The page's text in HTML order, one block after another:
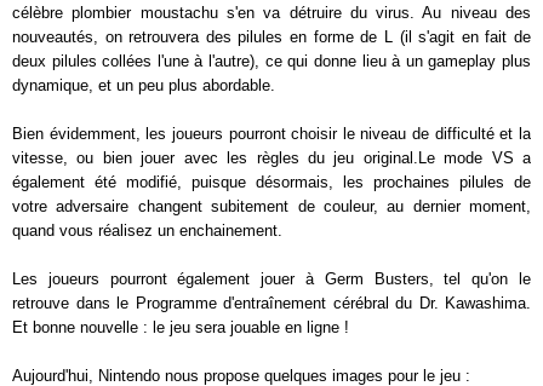
célèbre plombier moustachu s'en va détruire du virus. Au niveau des
nouveautés, on retrouvera des pilules en forme de L (il s'agit en fait de
deux pilules collées l'une à l'autre), ce qui donne lieu à un gameplay plus
dynamique, et un peu plus abordable.
Bien évidemment, les joueurs pourront choisir le niveau de difficulté et la
vitesse, ou bien jouer avec les règles du jeu original.Le mode VS a
également été modifié, puisque désormais, les prochaines pilules de
votre adversaire changent subitement de couleur, au dernier moment,
quand vous réalisez un enchainement.
Les joueurs pourront également jouer à Germ Busters, tel qu'on le
retrouve dans le Programme d'entraînement cérébral du Dr. Kawashima.
Et bonne nouvelle : le jeu sera jouable en ligne !
Aujourd'hui, Nintendo nous propose quelques images pour le jeu :